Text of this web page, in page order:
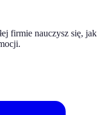
firmie nauczysz się, jak